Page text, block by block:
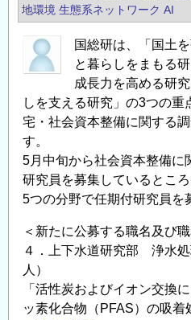
地環境 生態系ネットワーク AI
国総研は、「国土
と暮らしをまもる
成長力を高める研
しを支える研究」の3つの重
宅・社会資本整備に関する
す。
5月中旬から社会資本整備に
研究員を募集しているとこ
5つの分野で任期付研究員を
＜新たに公募する職名及び
４．上下水道研究部 浄水
人）
「活性炭およびイオン交換
ッ素化合物（PFAS）の吸着